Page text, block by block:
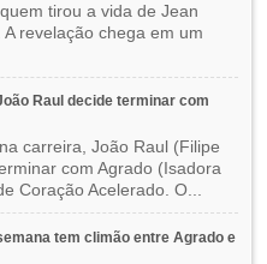
tirou a vida de Jean
revelação chega em um
Raul decide terminar com
carreira, João Raul (Filipe
com Agrado (Isadora
Coração Acelerado. O...
tem climão entre Agrado e